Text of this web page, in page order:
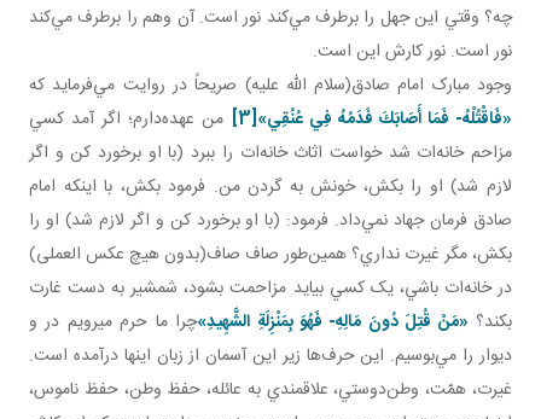
چه؟ وقتي اين جهل را برطرف مي‌کند نور است. آن وهم را برطرف مي‌کند
نور است. نور کارش اين است.
وجود مبارک امام صادق(سلام الله عليه) صريحاً در روايت مي‌فرمايد که
«فَاقْتُلْهُ- فَمَا أَصَابَكَ فَدَمُهُ فِي عُنُقِي»
[3]
من عهده‌دارم؛ اگر آمد کسي
مزاحم خانه‌ات شد خواست اثاث خانه‌ات را ببرد (با او برخورد کن و اگر
لازم شد) او را بکش، خونش به گردن من. فرمود بکش، با اينکه امام
صادق فرمان جهاد نمي‌داد. فرمود: (با او برخورد کن و اگر لازم شد) او را
بکش، مگر غيرت نداري؟ همين‌طور صاف صاف(بدون هيچ عکس العملی)
در خانه‌ات باشي، يک کسي بيايد مزاحمت بشود، شمشير به دست غارت
بکند؟ «مَنْ قُتِلَ دُونَ مَالِهِ- فَهُوَ بِمَنْزِلَةِ الشَّهِيدِ»چرا ما حرم می­رويم در و
ديوار را مي‌بوسيم. اين حرف‌ها زير اين آسمان از زبان اينها درآمده است.
غيرت، همّت، وطن‌دوستي، علاقمندي به عائله، حفظ وطن، حفظ ناموس،